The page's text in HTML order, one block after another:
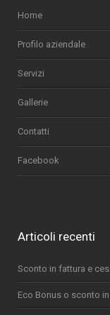
Home
Profilo aziendale
Servizi
Gallerie
Contatti
Facebook
Articoli recenti
Sconto in fattura e
Eco Bonus o sconto